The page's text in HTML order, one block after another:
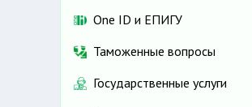
One ID и ЕПИГУ
Таможенные вопросы
Государственные услуги